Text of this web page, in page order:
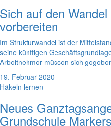
Sich auf den
vorbereiten
Im Strukturwandel ist der
seine künftigen
Arbeitnehmer müssen sich
19. Februar 2020
Häkeln lernen
Neues
Grundschule